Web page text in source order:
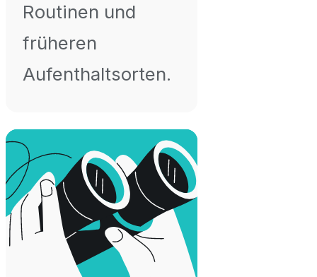
Routinen und
früheren
Aufenthaltsorten.